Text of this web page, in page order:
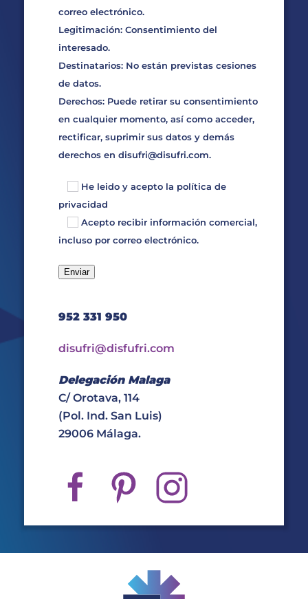
correo electrónico.
Legitimación: Consentimiento del
interesado.
Destinatarios: No están previstas cesiones
de datos.
Derechos: Puede retirar su consentimiento
en cualquier momento, así como acceder,
rectificar, suprimir sus datos y demás
derechos en disufri@disufri.com.
He leido y acepto la política de
privacidad
Acepto recibir información comercial,
incluso por correo electrónico.
952 331 950
disufri@disfufri.com
Delegación Malaga
C/ Orotava, 114
(Pol. Ind. San Luis)
29006 Málaga.